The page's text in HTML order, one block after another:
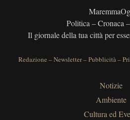
Politica – Cronaca
Il giornale della tua città per
Redazione –Newsletter–Pubblicità–
Notizie
Ambiente
Cultura ed